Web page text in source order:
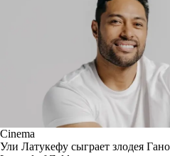
Cinema
Ули Латукефу сыграет злодея